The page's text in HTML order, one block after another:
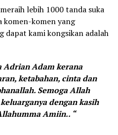
lebih 1000 tanda suka
komen-komen yang
dapat kami kongsikan adalah
Adrian Adam kerana
ketabahan, cinta dan
Semoga Allah
dengan kasih
Amiin.. “